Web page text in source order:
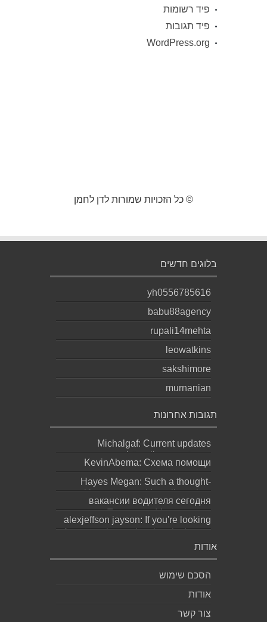
פיד רשומות
פיד תגובות
WordPress.org
© כל הזכויות שמורות לדן לחמן
בלוגים חדשים
yh0556785616
babu88agency
rupali14mehta
leowatkins
sakshimore
murnanian
תגובות אחרונות
Michalgaf: Current updates
https://sapreqot.com...
KevinAbema: Схема помощи
зависит от состояния, стажа
употребления, проти...
Hayes Megan: Such a thought-
provoking statement! It really makes
you ques...
вакансии водителя сегодня
москва: Переезд в Москву ради
работы не должен превращаться
alexjeffson jayson: If you're looking
for a genuine and authentic degree
(bachel...
אודות
הסכם שימוש
אודות
צור קשר